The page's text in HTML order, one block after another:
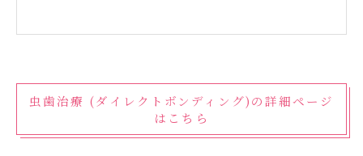
虫歯治療 (ダイレクトボンディング)の詳細ページ
はこちら